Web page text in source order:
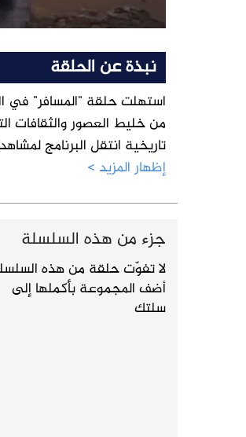
نبذة عن الحلقة
استهلت حلقة "المسافر" في
من خليط العصور والثقافات
تاريخية انتقل البرنامج
إظهار المزيد >
جزء من هذه السلسلة
لا تفوّت حلقة من هذه
أضف المجموعة بأكملها إلى
سلتك